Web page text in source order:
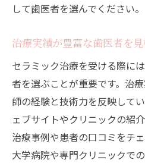
して歯医者を選んでください。
治療実績が豊富な歯医者を
セラミック治療を受ける際に
者を選ぶことが重要です。治
師の経験と技術力を反映して
ェブサイトやクリニックの紹
治療事例や患者の口コミをチ
大学病院や専門クリニックで